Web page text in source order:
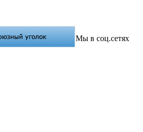
Мы в соц.сетях